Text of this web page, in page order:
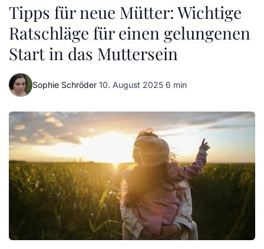
Tipps für neue Mütter: Wichtige
Ratschläge für einen gelungenen
Start in das Muttersein
Sophie Schröder·10. August 2025·6 min